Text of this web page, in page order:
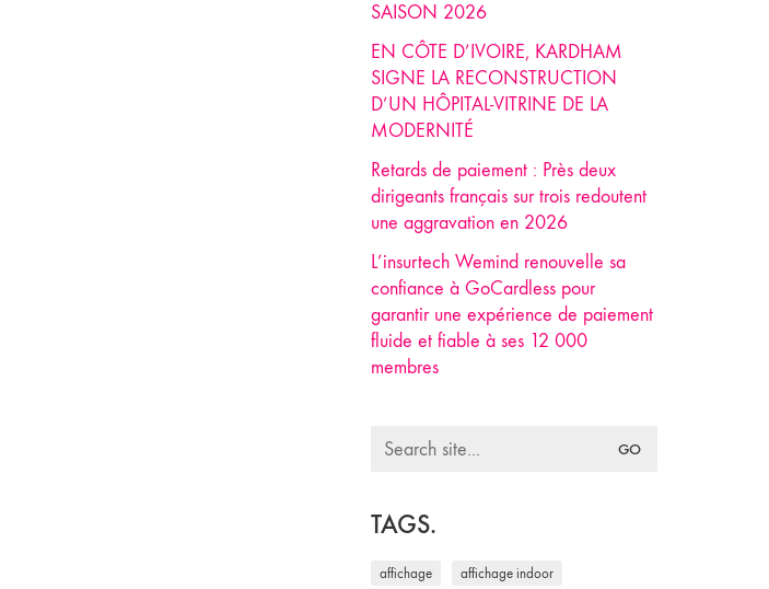
SAISON 2026
EN CÔTE D’IVOIRE, KARDHAM
SIGNE LA RECONSTRUCTION
D’UN HÔPITAL-VITRINE DE LA
MODERNITÉ
Retards de paiement : Près deux
dirigeants français sur trois redoutent
une aggravation en 2026
L’insurtech Wemind renouvelle sa
confiance à GoCardless pour
garantir une expérience de paiement
fluide et fiable à ses 12 000
membres
Search
TAGS.
affichage affichage indoor